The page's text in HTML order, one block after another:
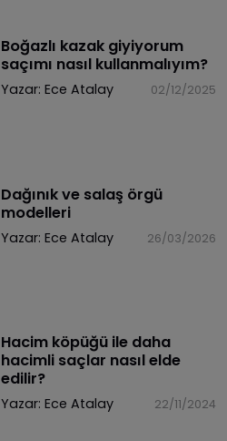
​Boğazlı kazak giyiyorum
saçımı nasıl kullanmalıyım?
Yazar: Ece Atalay 02/12/2025
​Dağınık ve salaş örgü
modelleri
Yazar: Ece Atalay 26/03/2026
Hacim köpüğü ile daha
hacimli saçlar nasıl elde
edilir?
Yazar: Ece Atalay 22/11/2024